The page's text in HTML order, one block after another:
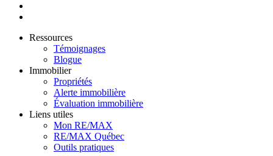
Ressources
Témoignages
Blogue
Immobilier
Propriétés
Alerte immobilière
Évaluation immobilière
Liens utiles
Mon RE/MAX
RE/MAX Québec
Outils pratiques